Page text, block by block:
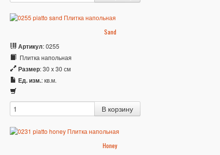
Sand
Артикул: 0255
Плитка напольная
Размер: 30 x 30 см
Ед. изм.: кв.м.
Honey